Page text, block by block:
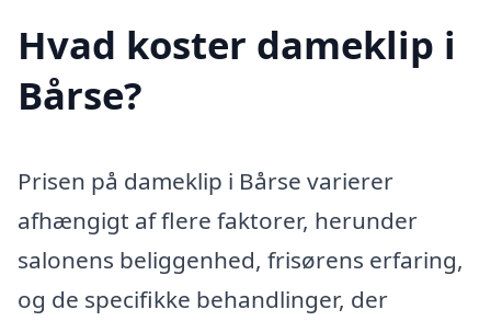
Hvad koster dameklip i
Bårse?
Prisen på dameklip i Bårse varierer
afhængigt af flere faktorer, herunder
salonens beliggenhed, frisørens erfaring,
og de specifikke behandlinger, der